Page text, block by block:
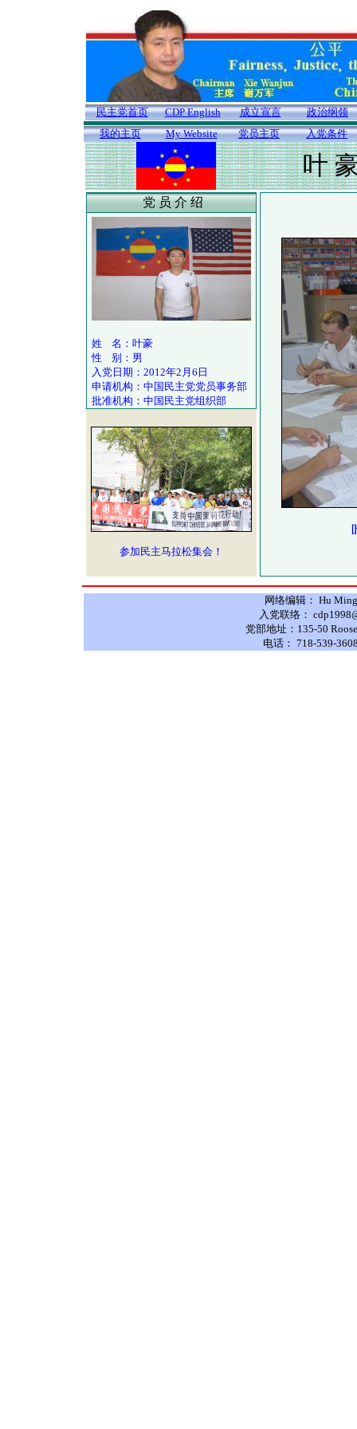
民主党首页 CDP English 成立宣言
政治纲领
我的主页
My Website 党员主页 入党条件
叶
党 员 介 绍
姓 名：叶豪
性 别：男
入党日期：2012年2月6日
申请机构：中国民主党党员事务部
批准机构：中国民主党组织部
参加民主马拉松集会！
网络编辑： Hu
入党联络：
党部地址：135-50
电话： 718-539-